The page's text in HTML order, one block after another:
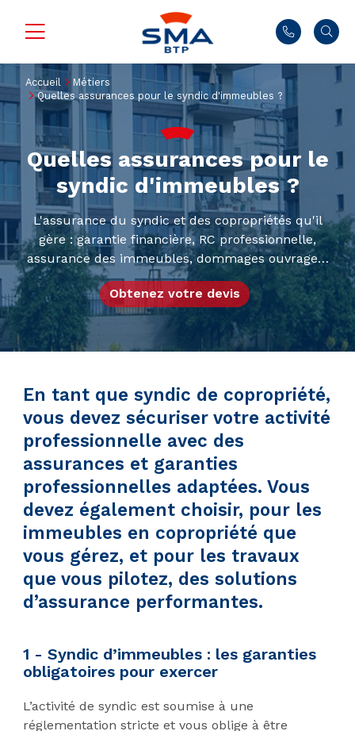
Accueil
Métiers
Quelles assurances pour le syndic d'immeubles ?
Quelles assurances pour le
syndic d'immeubles ?
L'assurance du syndic et des copropriétés qu'il
gère : garantie financière, RC professionnelle,
assurance des immeubles, dommages ouvrage…
Obtenez votre devis
En tant que syndic de copropriété,
vous devez sécuriser votre activité
professionnelle avec des
assurances et garanties
professionnelles adaptées. Vous
devez également choisir, pour les
immeubles en copropriété que
vous gérez, et pour les travaux
que vous pilotez, des solutions
d’assurance performantes.
1 - Syndic d’immeubles : les garanties
obligatoires pour exercer
L’activité de syndic est soumise à une
réglementation stricte et vous oblige à être